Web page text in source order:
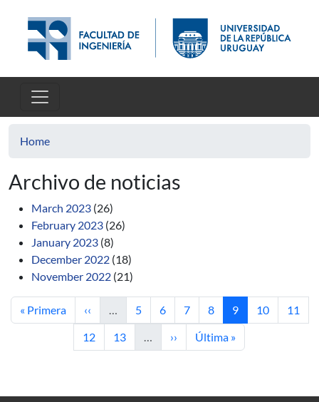
Home
Archivo de noticias
March 2023 (26)
February 2023 (26)
January 2023 (8)
December 2022 (18)
November 2022 (21)
First page
« Primera Previous page
‹‹ … Page
5 Page
6 Page
7 Page
8 Current page
9 Page
10 Page
11
Page
12 Page
13 … Next page
›› Last page
Última »